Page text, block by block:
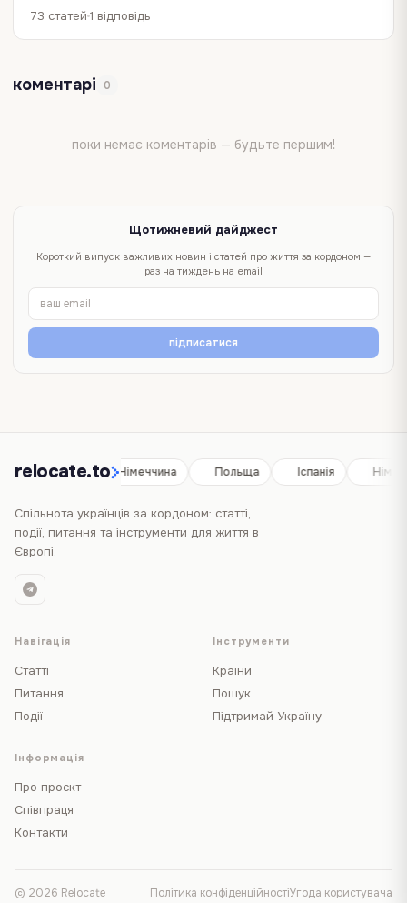
73 статей 1 відповідь
коментарі 0
поки немає коментарів — будьте першим!
Щотижневий дайджест
Короткий випуск важливих новин і статей про життя за кордоном —
раз на тиждень на email
підписатися
relocate.to
Іспанія Німеччина Польща Іспанія
Спільнота українців за кордоном: статті,
події, питання та інструменти для життя в
Європі.
Навігація
Статті
Питання
Події
Інструменти
Країни
Пошук
Підтримай Україну
Інформація
Про проєкт
Співпраця
Контакти
© 2026 Relocate Політика конфіденційностіУгода користувача